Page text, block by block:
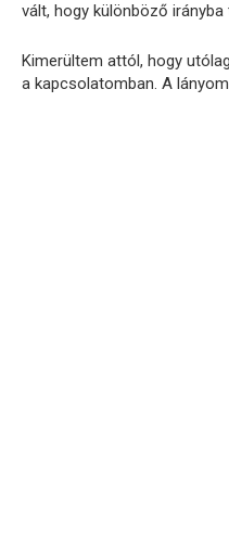
vált, hogy különböző irányba
Kimerültem attól, hogy
a kapcsolatomban. A